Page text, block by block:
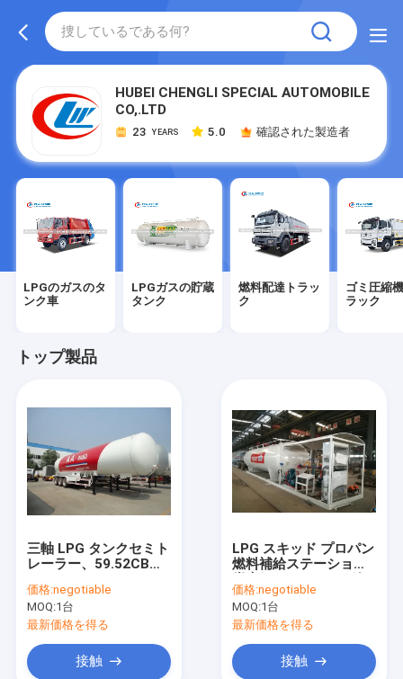
HUBEI CHENGLI SPECIAL AUTOMOBILE
CO,.LTD
23 YEARS 5.0 確認された製造者
LPGのガスのタ
ンク車
LPGガスの貯蔵
タンク
燃料配達トラッ
ク
ゴミ圧縮
ラック
トップ製品
三軸 LPG タンクセミト
レーラー、59.52CBM
ン LPG 道路タンカー
価格:negotiable
MOQ:1台
最新価格を得る
接触
LPG スキッド プロパン
燃料補給ステーション
油ステーション タンク
価格:negotiable
MOQ:1台
最新価格を得る
接触